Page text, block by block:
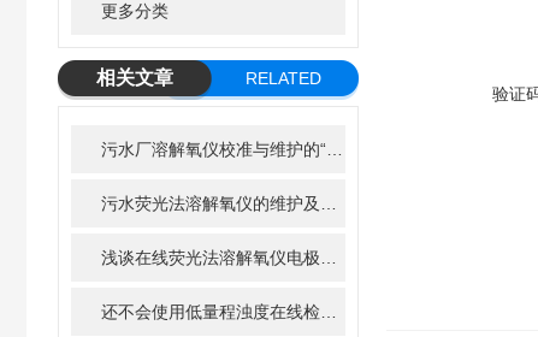
更多分类
相关文章
RELATED
验证